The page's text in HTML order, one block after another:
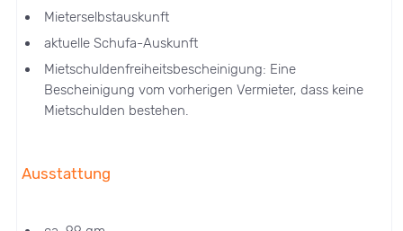
Mieterselbstauskunft
aktuelle Schufa-Auskunft
Mietschuldenfreiheitsbescheinigung: Eine
Bescheinigung vom vorherigen Vermieter, dass keine
Mietschulden bestehen.
Ausstattung